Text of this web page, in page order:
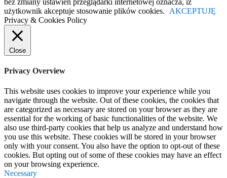
bez zmiany ustawień przeglądarki internetowej oznacza, iż
użytkownik akceptuje stosowanie plików cookies.
AKCEPTUJĘ
Privacy & Cookies Policy
Close
Privacy Overview
This website uses cookies to improve your experience while you
navigate through the website. Out of these cookies, the cookies that
are categorized as necessary are stored on your browser as they are
essential for the working of basic functionalities of the website. We
also use third-party cookies that help us analyze and understand how
you use this website. These cookies will be stored in your browser
only with your consent. You also have the option to opt-out of these
cookies. But opting out of some of these cookies may have an effect
on your browsing experience.
Necessary